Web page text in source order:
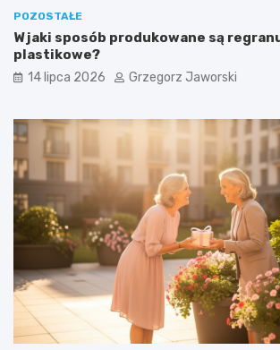
POZOSTAŁE
W jaki sposób produkowane są
plastikowe?
14 lipca 2026 Grzegorz Jaworski